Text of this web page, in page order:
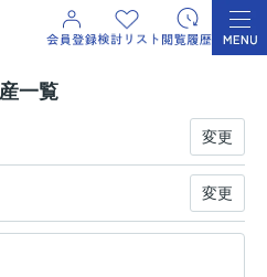
一覧
変更
変更